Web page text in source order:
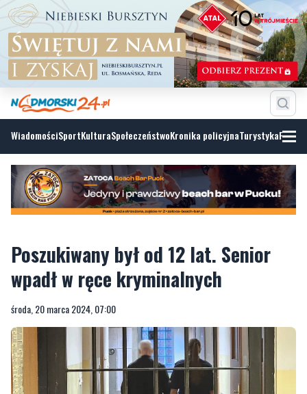
WiadomościSportKulturaSpołeczeństwoKronika policyjnaTurystyka
Poszukiwany był od 12 lat. Senior
wpadł w ręce kryminalnych
środa, 20 marca 2024, 07:00